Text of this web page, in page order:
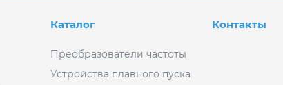
Каталог
Преобразователи частоты
Устройства плавного пуска
Контакты